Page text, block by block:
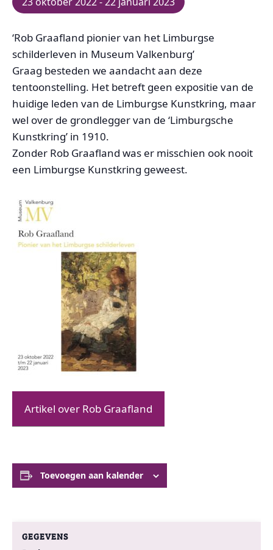
‘Rob Graafland pionier van het Limburgse
schilderleven in Museum Valkenburg’
Graag besteden we aandacht aan deze
tentoonstelling. Het betreft geen expositie van de
huidige leden van de Limburgse Kunstkring, maar
wel over de grondlegger van de ‘Limburgsche
Kunstkring’ in 1910.
Zonder Rob Graafland was er misschien ook nooit
een Limburgse Kunstkring geweest.
Artikel over Rob Graafland
Toevoegen aan kalender
GEGEVENS